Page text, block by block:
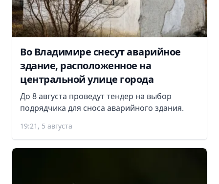
Во Владимире снесут аварийное
здание, расположенное на
центральной улице города
До 8 августа проведут тендер на выбор
подрядчика для сноса аварийного здания.
19:21, 5 августа